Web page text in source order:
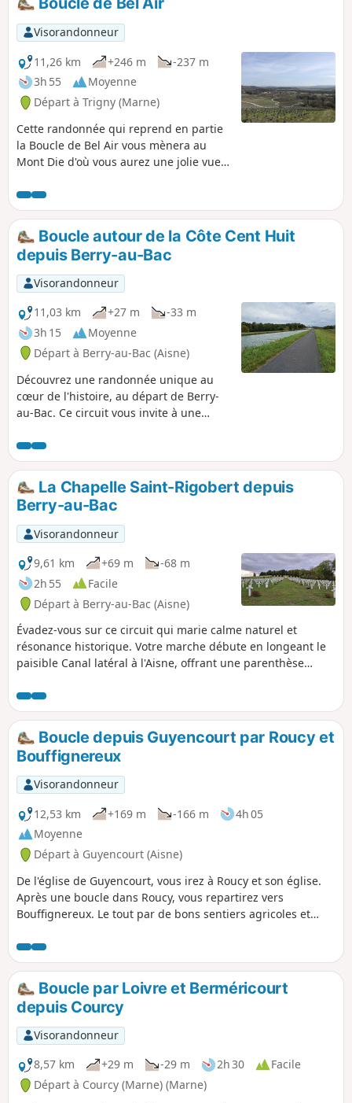
même Verzenay ! (descriptif mis à jour
le 7 juillet 2019)
Visorandonneur
11,26 km
+246 m
-237 m
3h 55
Moyenne
Départ à Trigny (Marne)
Cette randonnée qui reprend en partie
la Boucle de Bel Air vous mènera au
Mont Die d'où vous aurez une jolie vue
.
Boucle autour de la Côte Cent Huit
depuis Berry-au-Bac
Visorandonneur
11,03 km
+27 m
-33 m
3h 15
Moyenne
Départ à Berry-au-Bac (Aisne)
Découvrez une randonnée unique au
cœur de l'histoire, au départ de Berry-
au-Bac. Ce circuit vous invite à une
ont marqué la Première Guerre
mondiale. En contournant la célèbre
Côte Cent Huit, haut lieu des combats,
vous marcherez sur les traces de
l'histoire, où la mémoire des hameaux
disparus de Sapigneul ou de La Neuville
est omniprésente. La randonnée est
variée, alternant entre les sentiers
calmes de la forêt, les vastes étendues
de la campagne et la tranquillité de la
voie verte longeant le canal reliant
l'Aisne à la Marne
La Chapelle Saint-Rigobert depuis
Berry-au-Bac
Visorandonneur
9,61 km
+69 m
-68 m
2h 55
Facile
Départ à Berry-au-Bac (Aisne)
Évadez-vous sur ce circuit qui marie calme naturel et
résonance historique. Votre marche débute en longeant le
paisible Canal latéral à l'Aisne, offrant une parenthèse
Chapelle Saint-Rigobert, un lieu de dévotion millénaire qui
servit de poste d'observation et de secours au Général
Mangin pendant l'implacable Grande Guerre. Enfin, le
circuit vous mène à la Nécropole Nationale de Berry-au-Bac,
un poignant rappel des sacrifices consentis sur le Chemin
des Dames, tout proche.
Boucle depuis Guyencourt par Roucy et
Bouffignereux
Visorandonneur
12,53 km
+169 m -166 m
4h 05
Moyenne
Départ à Guyencourt (Aisne)
De l'église de Guyencourt, vous irez à Roucy et son église.
Après une boucle dans Roucy, vous repartirez vers
Bouffignereux. Le tout par de bons sentiers agricoles et
l'Aisne s'offriront à vous.
Boucle par Loivre et Berméricourt
depuis Courcy
Visorandonneur
8,57 km
+29 m -29 m 2h 30
Facile
Départ à Courcy (Marne) (Marne)